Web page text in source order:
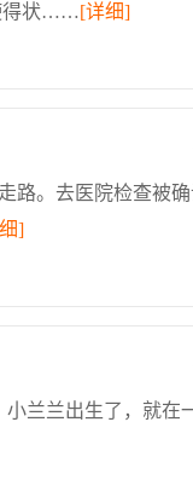
得状……[详细]
路。去医院检查被确
]
兰兰出生了，就在